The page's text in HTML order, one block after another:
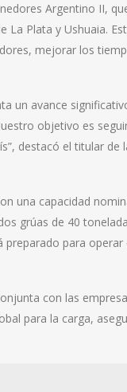
Argentino II,
Plata y Ushuaia.
mejorar los
un avance
objetivo es
destacó el titular
una capacidad
grúas de 40
para
con las
para la carga,